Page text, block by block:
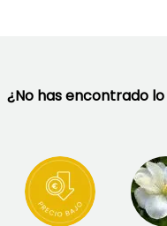
¿No has encontrado